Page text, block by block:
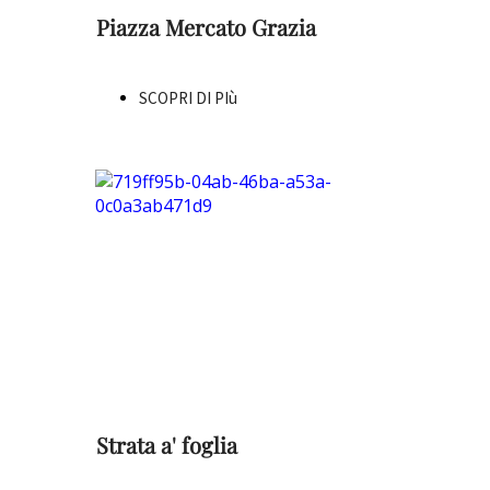
Piazza Mercato Grazia
SCOPRI DI PIù
Strata a' foglia